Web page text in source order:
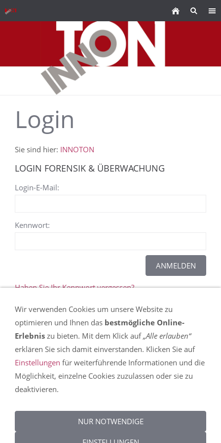
Login
Sie sind hier: INNOTON
LOGIN FORENSIK & ÜBERWACHUNG
Login-E-Mail:
Kennwort:
Haben Sie Ihr Kennwort vergessen?
da Sie der Speicherung der für die Darstellung
widersprochen haben. In
Nutzung von Cookies auf dieser Seite und können
Ihre Präferenzen detailliert anpassen.
DIESEN COOKIE ZULASSEN
Wir verwenden Cookies um unsere Website zu
optimieren und Ihnen das bestmögliche Online-
Erlebnis zu bieten. Mit dem Klick auf„Alle erlauben“
erklären Sie sich damit einverstanden. Klicken Sie auf
Einstellungen für weiterführende Informationen und die
Möglichkeit, einzelne Cookies zuzulassen oder sie zu
deaktivieren.
NUR NOTWENDIGE